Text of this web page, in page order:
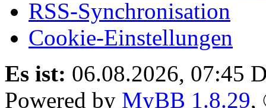
RSS-Synchronisation
Cookie-Einstellungen
Es ist: 06.08.2026, 07:45
Powered by MyBB 1.8.29,